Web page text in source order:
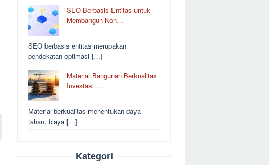
SEO Berbasis Entitas untuk
Membangun Kon…
SEO berbasis entitas merupakan
pendekatan optimasi […]
Material Bangunan Berkualitas
Investasi …
Material berkualitas menentukan daya
tahan, biaya […]
Kategori